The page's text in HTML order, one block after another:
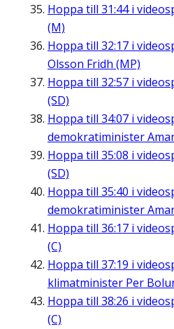
Hoppa till 31:44i
(M)
Hoppa till 32:17 i
Olsson Fridh (MP)
Hoppa till 32:57 i
(SD)
Hoppa till 34:07 i
demokratiminister
Hoppa till 35:08 i
(SD)
Hoppa till 35:40 i
demokratiminister
Hoppa till 36:17 i
(C)
Hoppa till 37:19 i
klimatminister Per
Hoppa till 38:26 i
(C)